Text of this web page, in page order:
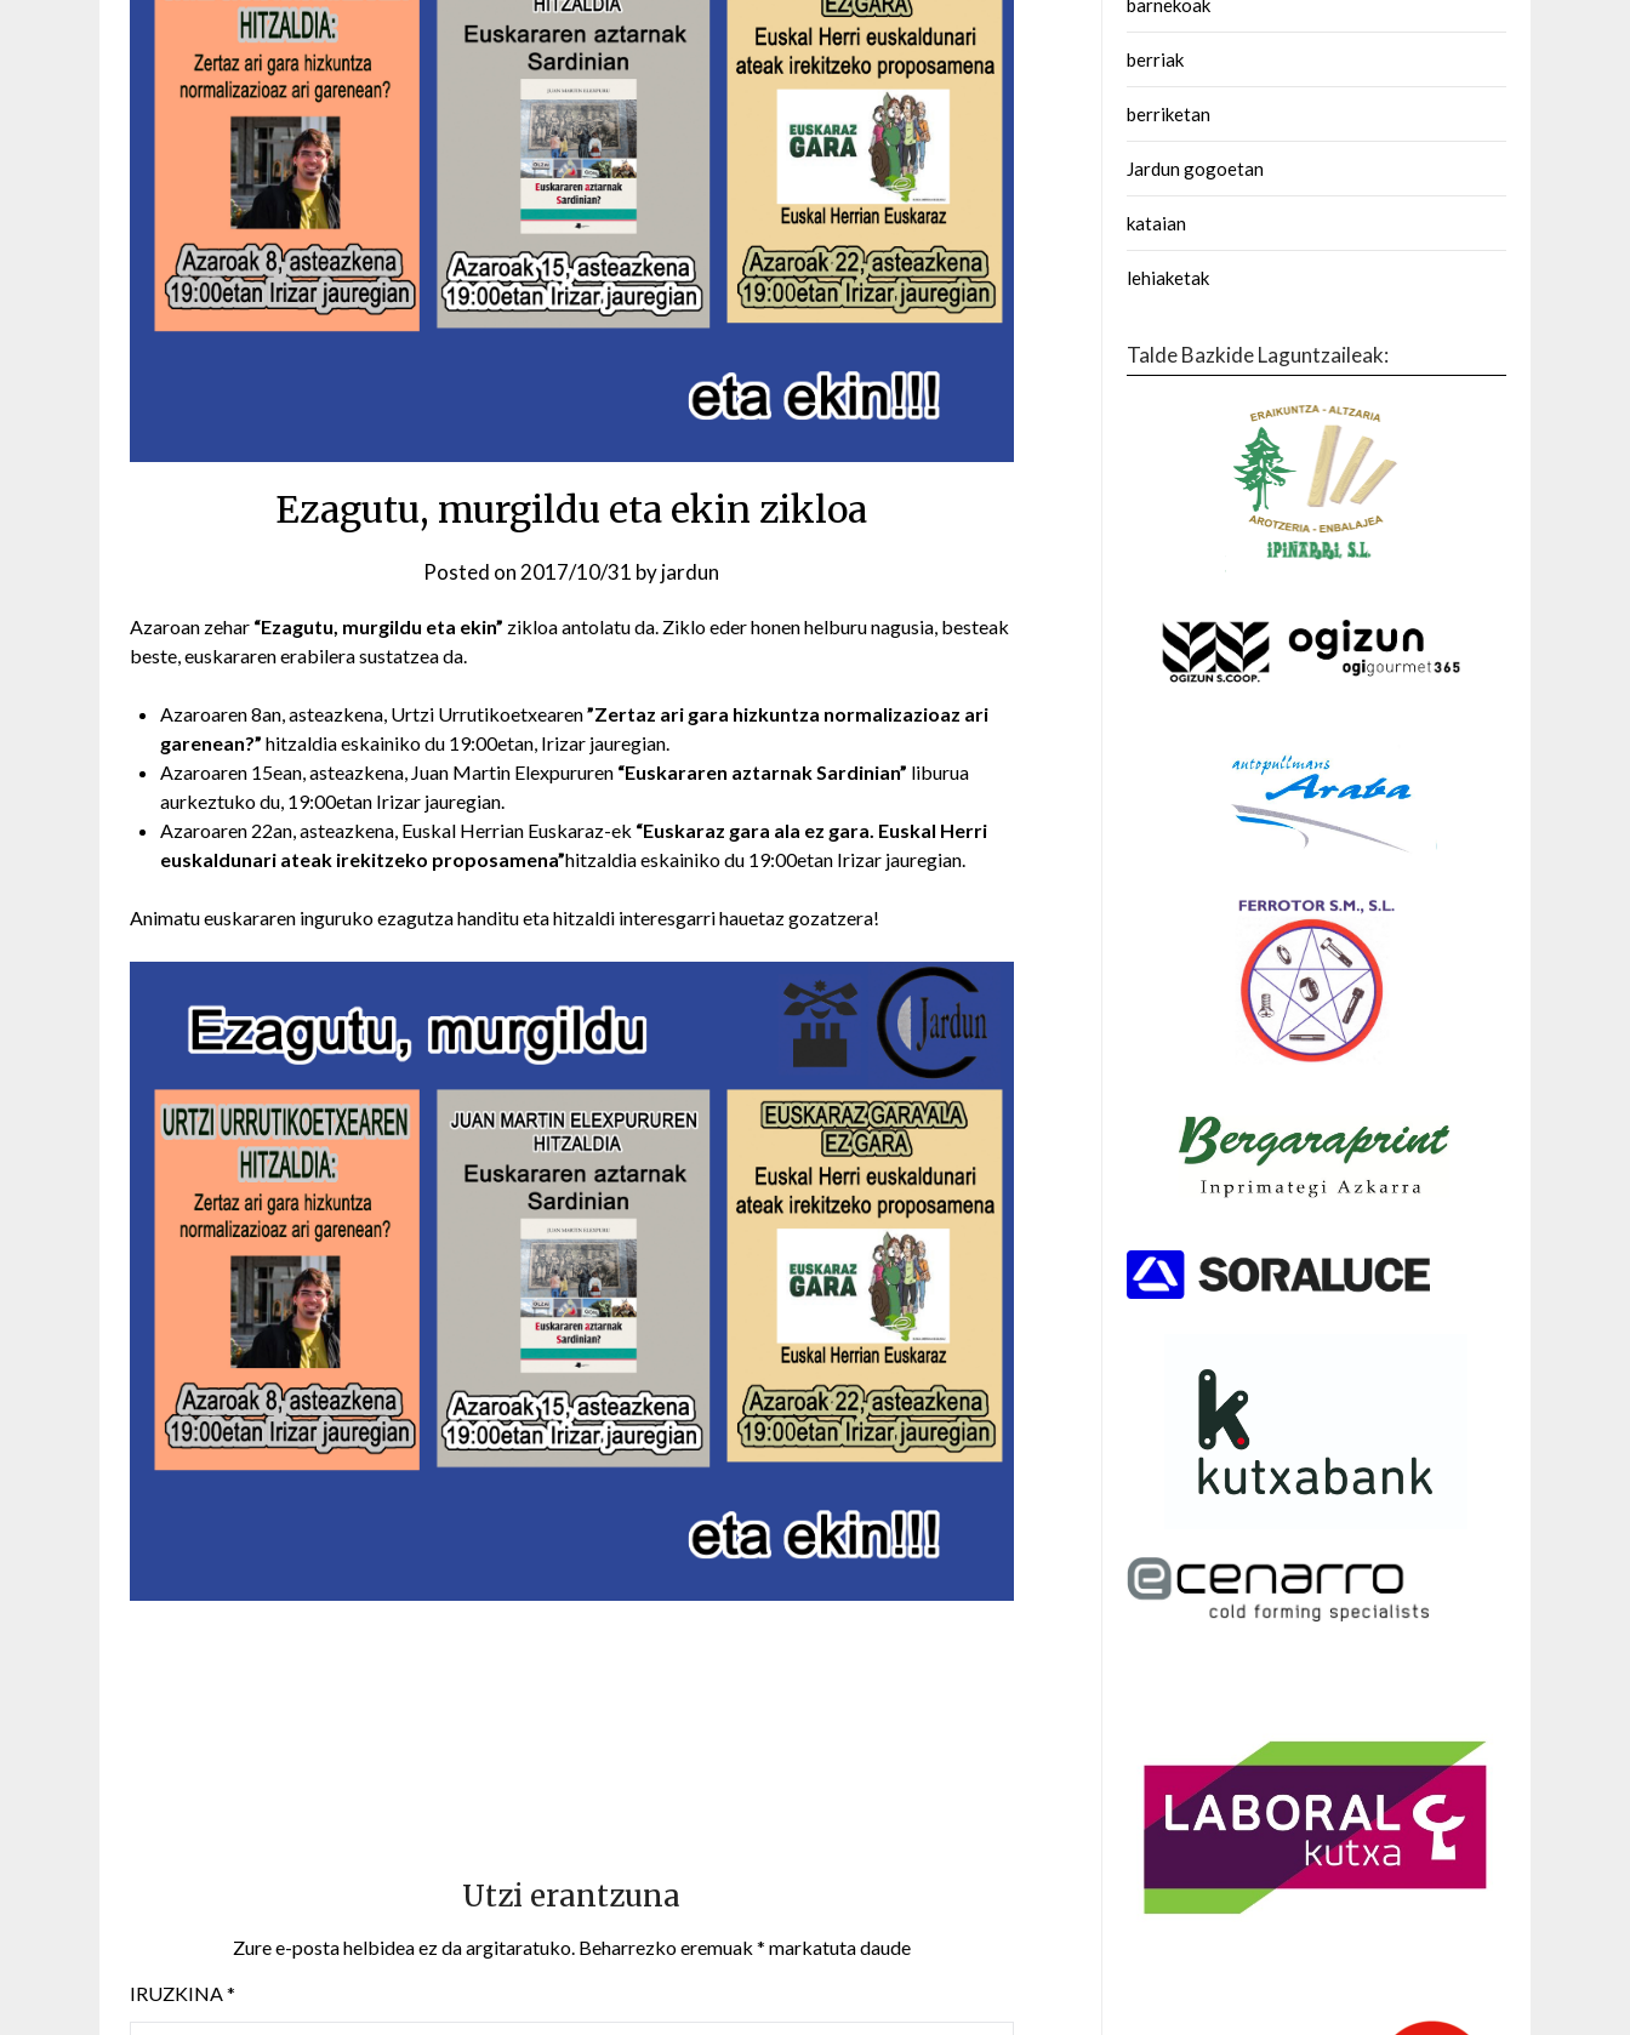
Ezagutu, murgildu eta ekin zikloa
Posted on 2017/10/31 byjardun
Azaroan zehar “Ezagutu, murgildu eta ekin” zikloa antolatu da. Ziklo eder honen helburu nagusia, besteak
beste, euskararen erabilera sustatzea da.
Azaroaren 8an, asteazkena, Urtzi Urrutikoetxearen”Zertaz ari gara hizkuntza normalizazioaz ari
garenean?” hitzaldia eskainiko du 19:00etan, Irizar jauregian.
Azaroaren 15ean, asteazkena, Juan Martin Elexpururen “Euskararen aztarnak Sardinian” liburua
aurkeztuko du, 19:00etan Irizar jauregian.
Azaroaren 22an, asteazkena, Euskal Herrian Euskaraz-ek “Euskaraz gara ala ez gara. Euskal Herri
euskaldunari ateak irekitzeko proposamena”hitzaldia eskainiko du 19:00etan Irizar jauregian.
Animatu euskararen inguruko ezagutza handitu eta hitzaldi interesgarri hauetaz gozatzera!
Utzi erantzuna
Zure e-posta helbidea ez da argitaratuko. Beharrezko eremuak * markatuta daude
IRUZKINA*
barnekoak
berriak
berriketan
Jardun gogoetan
kataian
lehiaketak
Talde Bazkide Laguntzaileak: